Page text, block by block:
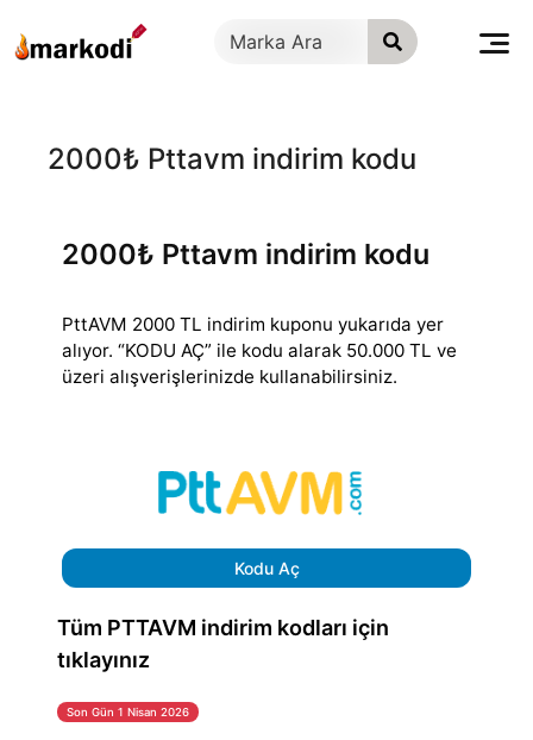
geç
2000₺ Pttavm indirim kodu
2000₺ Pttavm indirim kodu
PttAVM 2000 TL indirim kuponu yukarıda yer
alıyor. “KODU AÇ” ile kodu alarak 50.000 TL ve
üzeri alışverişlerinizde kullanabilirsiniz.
Kodu Aç
Tüm PTTAVM indirim kodları için
tıklayınız
Son Gün 1 Nisan 2026